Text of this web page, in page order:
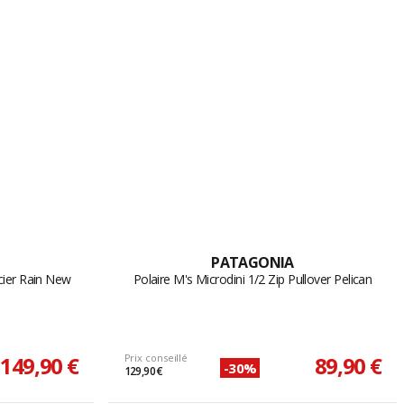
Rain New
149,90 €
PATAGONIA
Polaire M's Microdini 1/2 Zip Pullover Pelican
Prix conseillé
129,90 € -30% 89,90 €